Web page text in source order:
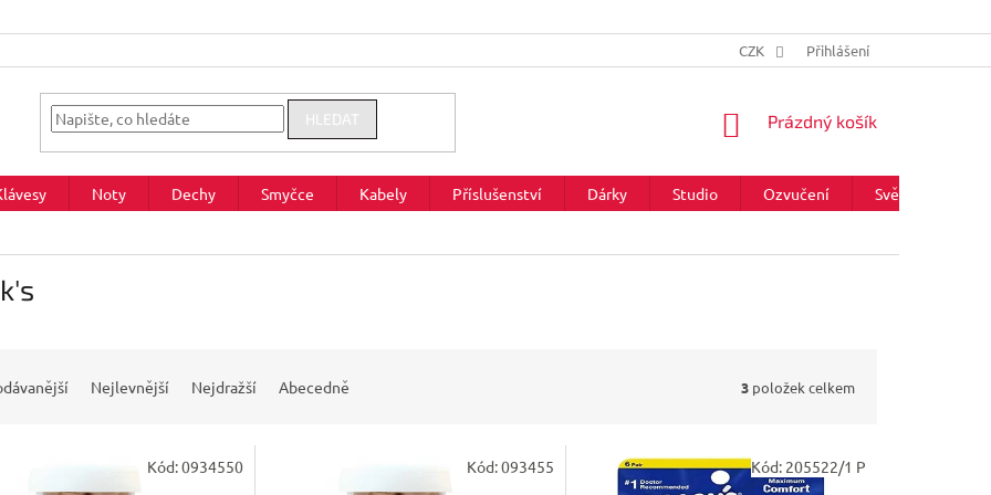
CZK Přihlášení
HLEDAT
NÁKUPNÍ
Prázdný košík
Noty Dechy Smyčce Kabely Příslušenství Dárky Studio Ozvučení Světla
Nejlevnější Nejdražší Abecedně 3 položek celkem
Kód:0934550 Kód:093455 Kód: 205522/1 P